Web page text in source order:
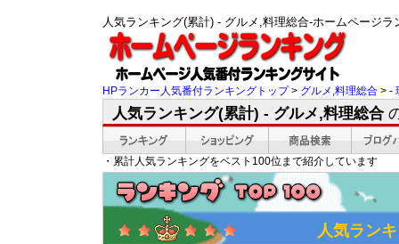
人気ランキング(累計) - グルメ,料理総合-ホームページ
HPランカー人気番付ランキングトップ> グルメ,料理総合 > -
人気ランキング(累計) - グルメ,料理総合
・累計人気ランキングをベスト100位まで紹介しています
人気ラン